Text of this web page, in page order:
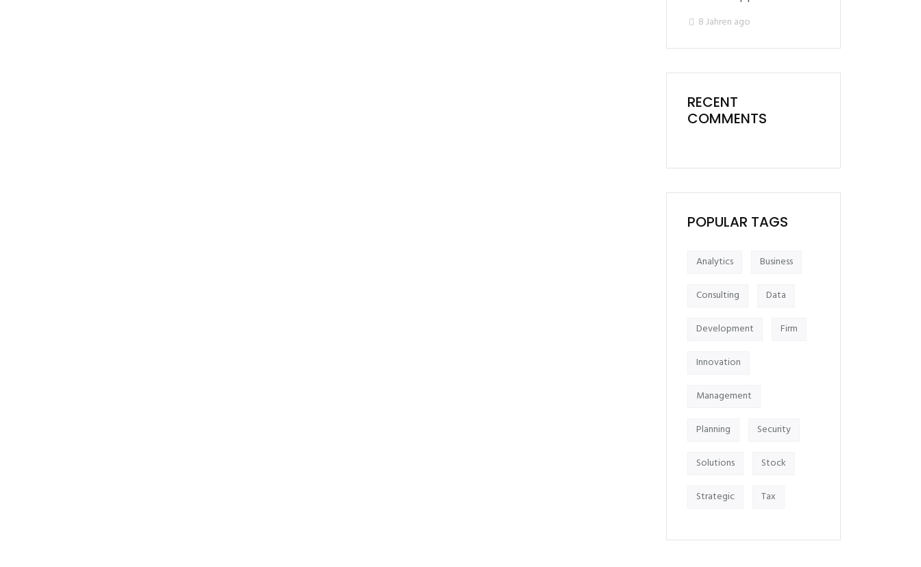
8 Jahren ago
RECENT
COMMENTS
POPULAR TAGS
Analytics Business
Consulting Data
Development Firm
Innovation
Management
Planning Security
Solutions Stock
Strategic Tax